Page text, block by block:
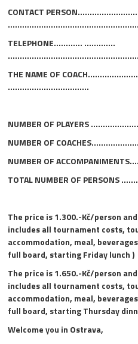
CONTACT
TELEPHONE………… ………….
THE NAME OF
…………………………….
NUMBER OF PLAYERS
NUMBER OF
NUMBER OF
TOTAL NUMBER OF
The price is 1.300.-Kč/person
includes all tournament costs,
accommodation, meal,
full board, starting Friday lunch )
The price is 1.650.-Kč/person
includes all tournament costs,
accommodation, meal,
full board, starting Thursday
Welcome you in Ostrava,